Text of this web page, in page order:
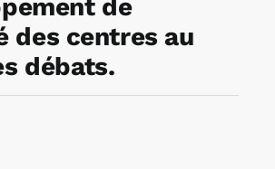
de
des centres au
débats.